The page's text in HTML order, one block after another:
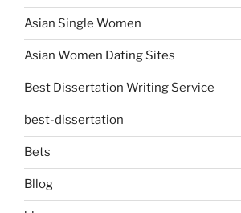
Asian Single Women
Asian Women Dating Sites
Best Dissertation Writing Service
best-dissertation
Bets
Bllog